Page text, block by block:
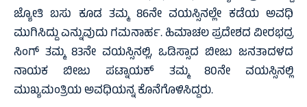
ಜ್ಯೋತಿ ಬಸು ಕೂಡ ತಮ್ಮ 86ನೇ ವಯಸ್ಸಿನಲ್ಲೇ ಕಡೆಯ ಅವಧಿ
ಮುಗಿಸಿದ್ದು ಎನ್ನುವುದು ಗಮನಾರ್ಹ. ಹಿಮಾಚಲ ಪ್ರದೇಶದ ವೀರಭದ್ರ
ಸಿಂಗ್ ತಮ್ಮ 83ನೇ ವಯಸ್ಸಿನಲ್ಲಿ, ಒಡಿಸ್ಸಾದ ಬೀಜು ಜನತಾದಳದ
ನಾಯಕ ಬೀಜು ಪಟ್ನಾಯಕ್ ತಮ್ಮ 80ನೇ ವಯಸ್ಸಿನಲ್ಲಿ
ಮುಖ್ಯಮಂತ್ರಿಯ ಅವಧಿಯನ್ನ ಕೊನೆಗೊಳಿಸಿದ್ದರು.